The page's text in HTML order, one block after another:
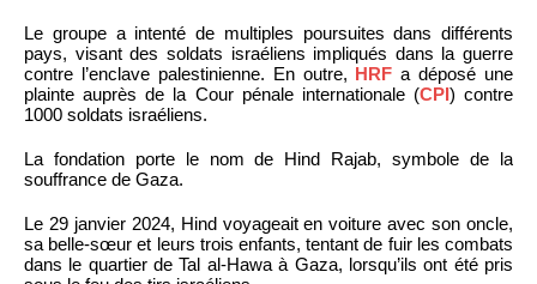
Le groupe a intenté de multiples poursuites dans différents
pays, visant des soldats israéliens impliqués dans la guerre
contre l’enclave palestinienne. En outre, HRF a déposé une
plainte auprès de la Cour pénale internationale (CPI) contre
1000 soldats israéliens.
La fondation porte le nom de Hind Rajab, symbole de la
souffrance de Gaza.
Le 29 janvier 2024, Hind voyageait en voiture avec son oncle,
sa belle-sœur et leurs trois enfants, tentant de fuir les combats
dans le quartier de Tal al-Hawa à Gaza, lorsqu’ils ont été pris